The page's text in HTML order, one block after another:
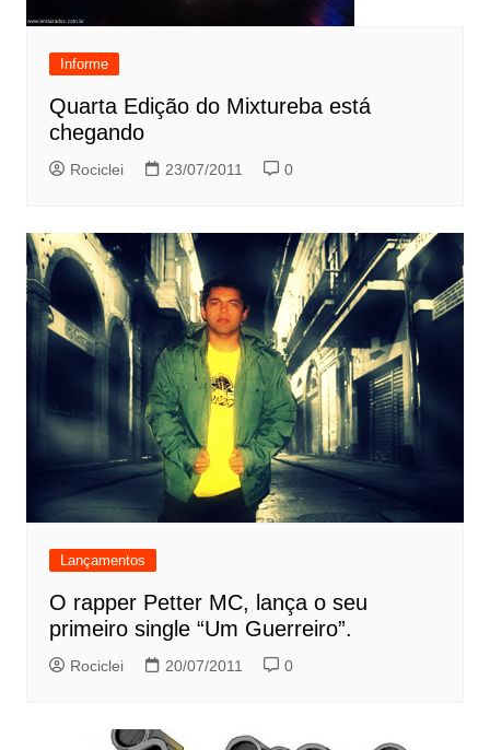
Informe
Quarta Edição do Mixtureba está
chegando
Rociclei 23/07/2011 0
Lançamentos
O rapper Petter MC, lança o seu
primeiro single “Um Guerreiro”.
Rociclei 20/07/2011 0